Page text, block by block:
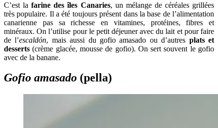
C’est lafarine des îles Canaries, un mélange de céréales grillées
très populaire. Il a été toujours présent dans la base de l’alimentation
canarienne pas sa richesse en vitamines, protéines, fibres et
minéraux. On l’utilise pour le petit déjeuner avec du lait et pour faire
de l’escaldón, mais aussi du gofio amasado ou d’autres plats et
desserts (crème glacée, mousse de gofio). On sert souvent le gofio
avec de la banane.
Gofio amasado (pella)